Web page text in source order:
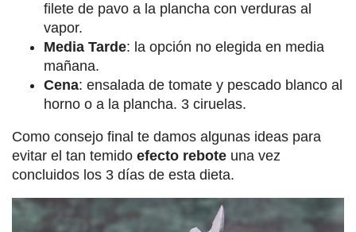
filete de pavo a la plancha con verduras al
vapor.
Media Tarde: la opción no elegida en media
mañana.
Cena: ensalada de tomate y pescado blanco al
horno o a la plancha. 3 ciruelas.
Como consejo final te damos algunas ideas para
evitar el tan temido efecto rebote una vez
concluidos los 3 días de esta dieta.